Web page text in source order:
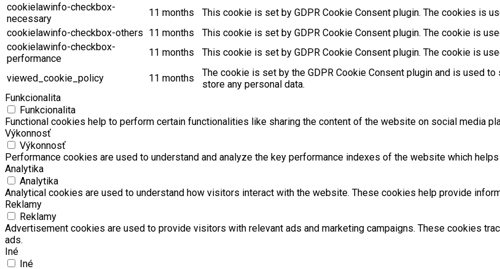
cookielawinfo-checkbox-
necessary
11 months
This cookie is set by GDPR Cookie Consent plugin. The cookies is
cookielawinfo-checkbox-others 11 months
This cookie is set by GDPR Cookie Consent plugin. The cookie is
cookielawinfo-checkbox-
performance
11 months This cookie is set by GDPR Cookie Consent plugin. The cookie is
viewed_cookie_policy 11 months
The cookie is set by the GDPR Cookie Consent plugin and is used
store any personal data.
Funkcionalita
Funkcionalita
Functional cookies help to perform certain functionalities like sharing the content of the website on social media
Výkonnosť
Výkonnosť
Performance cookies are used to understand and analyze the key performance indexes of the website which
Analytika
Analytika
Analytical cookies are used to understand how visitors interact with the website. These cookies help provide
Reklamy
Reklamy
Advertisement cookies are used to provide visitors with relevant ads and marketing campaigns. These cookies
ads.
Iné
Iné